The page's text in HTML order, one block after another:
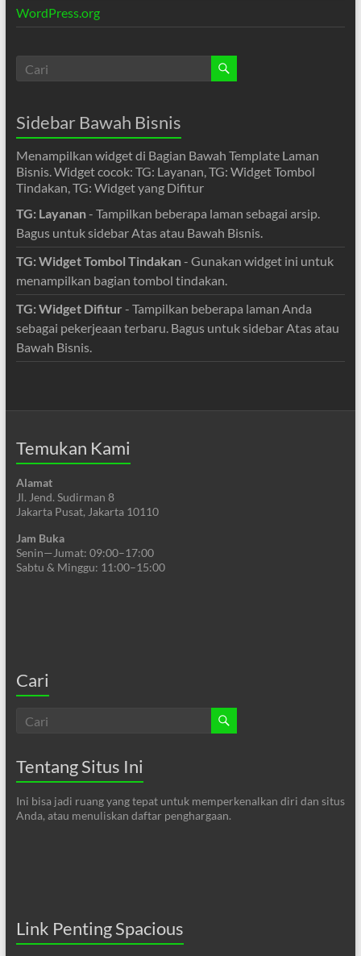
WordPress.org
Sidebar Bawah Bisnis
Menampilkan widget di Bagian Bawah Template Laman
Bisnis. Widget cocok: TG: Layanan, TG: Widget Tombol
Tindakan, TG: Widget yang Difitur
TG: Layanan- Tampilkan beberapa laman sebagai arsip.
Bagus untuk sidebar Atas atau Bawah Bisnis.
TG: Widget Tombol Tindakan- Gunakan widget ini untuk
menampilkan bagian tombol tindakan.
TG: Widget Difitur - Tampilkan beberapa laman Anda
sebagai pekerjeaan terbaru. Bagus untuk sidebar Atas atau
Bawah Bisnis.
Temukan Kami
Alamat
Jl. Jend. Sudirman 8
Jakarta Pusat, Jakarta 10110
Jam Buka
Senin—Jumat: 09:00–17:00
Sabtu & Minggu: 11:00–15:00
Cari
Tentang Situs Ini
Ini bisa jadi ruang yang tepat untuk memperkenalkan diri dan situs
Anda, atau menuliskan daftar penghargaan.
Link Penting Spacious